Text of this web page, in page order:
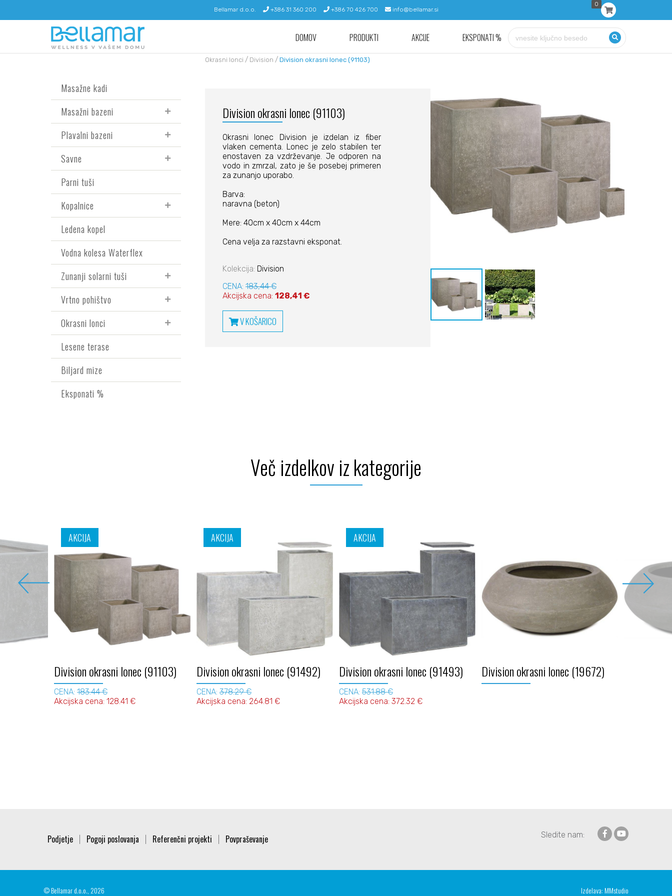
Bellamar d.o.o. +386 31 360 200 +386 70 426 700 info@bellamar.si
0
DOMOV PRODUKTI AKCIJE EKSPONATI % KONTAKT
Masažne kadi
Masažni bazeni
Plavalni bazeni
Savne
Parni tuši
Kopalnice
Ledena kopel
Vodna kolesa Waterflex
Zunanji solarni tuši
Vrtno pohištvo
Okrasni lonci
Lesene terase
Biljard mize
Eksponati %
Okrasni lonci / Division / Division okrasni lonec (91103)
Division okrasni lonec (91103)
Okrasni lonec Division je izdelan iz fiber
vlaken cementa. Lonec je zelo stabilen ter
enostaven za vzdrževanje. Je odporen na
vodo in zmrzal, zato je še posebej primeren
za zunanjo uporabo.
Barva:
naravna (beton)
Mere: 40cm x 40cm x 44cm
Cena velja za razstavni eksponat.
Kolekcija: Division
CENA: 183,44 €
Akcijska cena: 128,41 €
V KOŠARICO
Več izdelkov iz kategorije
AKCIJA
Division okrasni lonec (91103)
CENA: 183.44 €
Akcijska cena: 128.41 €
AKCIJA
Division okrasni lonec (91492)
CENA: 378.29 €
Akcijska cena: 264.81 €
AKCIJA
Division okrasni lonec (91493)
CENA: 531.88 €
Akcijska cena: 372.32 €
Division okrasni lonec (19672)
Podjetje Pogoji poslovanja Referenčni projekti Povpraševanje Sledite nam:
© Bellamar d.o.o., 2026 Izdelava:MMstudio